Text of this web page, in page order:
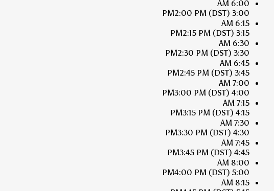
6:00 AM
3:00 PM
2:00 PM (DST)
6:15 AM
3:15 PM
2:15 PM (DST)
6:30 AM
3:30 PM
2:30 PM (DST)
6:45 AM
3:45 PM
2:45 PM (DST)
7:00 AM
4:00 PM
3:00 PM (DST)
7:15 AM
4:15 PM
3:15 PM (DST)
7:30 AM
4:30 PM
3:30 PM (DST)
7:45 AM
4:45 PM
3:45 PM (DST)
8:00 AM
5:00 PM
4:00 PM (DST)
8:15 AM